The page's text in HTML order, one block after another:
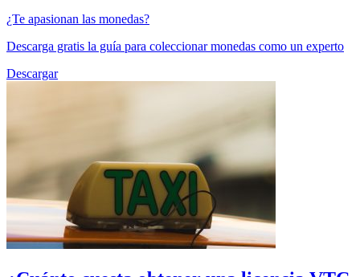
¿Te apasionan las monedas?
Descarga gratis la guía para coleccionar monedas como un experto
Descargar